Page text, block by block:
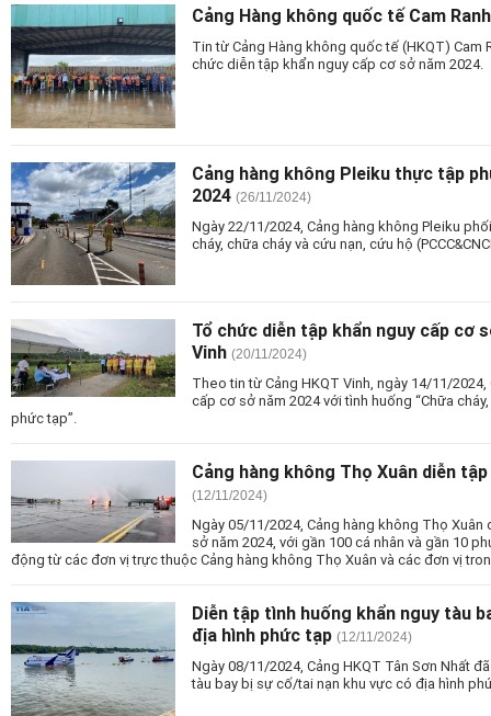
Cảng Hàng không quốc tế Cam
Tin từ Cảng Hàng không quốc tế (HKQT) Cam
chức diễn tập khẩn nguy cấp cơ sở năm 2024.
Cảng hàng không Pleiku thực tập
2024 (26/11/2024)
Ngày 22/11/2024, Cảng hàng không Pleiku
cháy, chữa cháy và cứu nạn, cứu hộ
Tổ chức diễn tập khẩn nguy cấp cơ
Vinh (20/11/2024)
Theo tin từ Cảng HKQT Vinh, ngày 14/11/
cấp cơ sở năm 2024 với tình huống “Chữa
phức tạp”.
Cảng hàng không Thọ Xuân diễn
(12/11/2024)
Ngày 05/11/2024, Cảng hàng không Thọ
sở năm 2024, với gần 100 cá nhân và gần 10
động từ các đơn vị trực thuộc Cảng hàng không Thọ Xuân và các đơn vị
Diễn tập tình huống khẩn nguy tàu
địa hình phức tạp (12/11/2024)
Ngày 08/11/2024, Cảng HKQT Tân Sơn Nhất
tàu bay bị sự cố/tai nạn khu vực có địa hình